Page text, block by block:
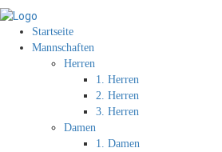
Startseite
Mannschaften
Herren
1. Herren
2. Herren
3. Herren
Damen
1. Damen